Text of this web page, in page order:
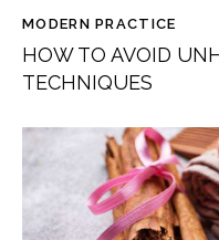
MODERN PRACTICE
HOW TO AVOID
TECHNIQUES